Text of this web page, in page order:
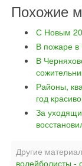
Похожие
С Новым
В пожаре в
В
Районы,
год
За
Другие
волейболисты -